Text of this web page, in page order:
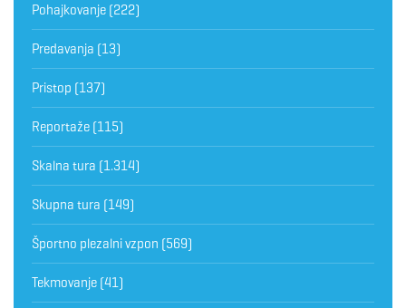
Pohajkovanje (222)
Predavanja (13)
Pristop (137)
Reportaže (115)
Skalna tura (1.314)
Skupna tura (149)
Športno plezalni vzpon (569)
Tekmovanje (41)